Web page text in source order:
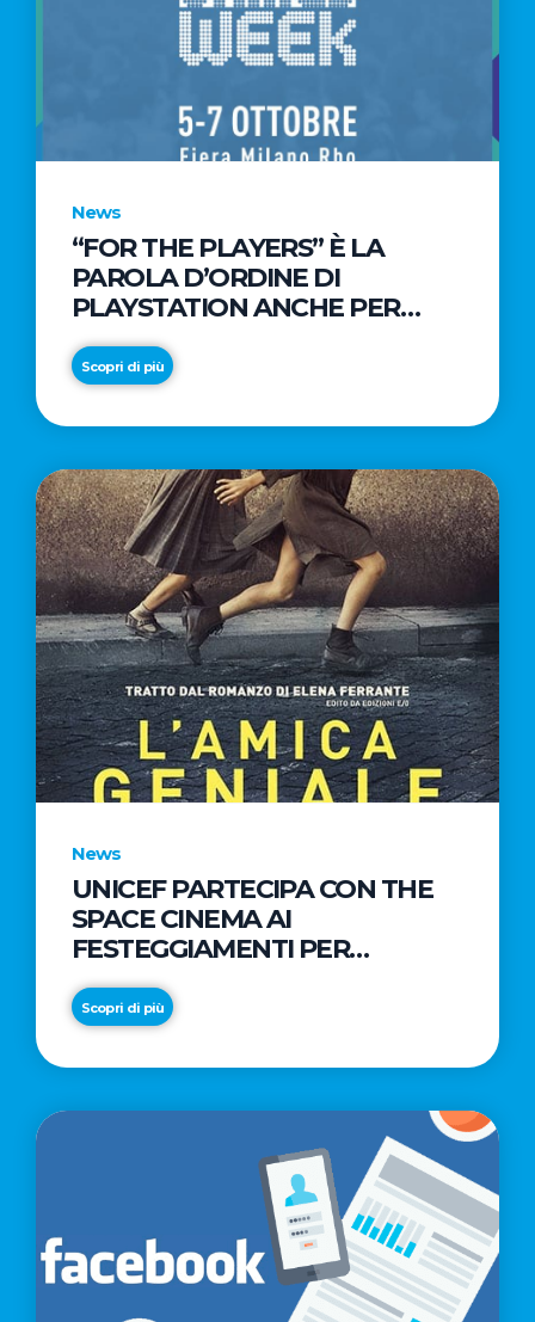
News
“FOR THE PLAYERS” È LA
PAROLA D’ORDINE DI
PLAYSTATION ANCHE PER
L’EDIZIONE 2018 DI MILAN
GAMES WEEK
Scopri di più
News
UNICEF PARTECIPA CON THE
SPACE CINEMA AI
FESTEGGIAMENTI PER
L’ANTEPRIMA DE L’AMICA
GENIALE
Scopri di più